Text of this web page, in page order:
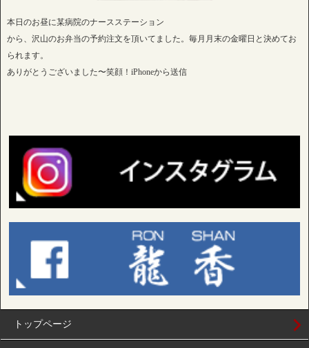
本日のお昼に某病院のナースステーション
から、沢山のお弁当の予約注文を頂いてました。毎月月末の金曜日と決めてお
られます。
ありがとうございました〜笑顔！iPhoneから送信
トップページ